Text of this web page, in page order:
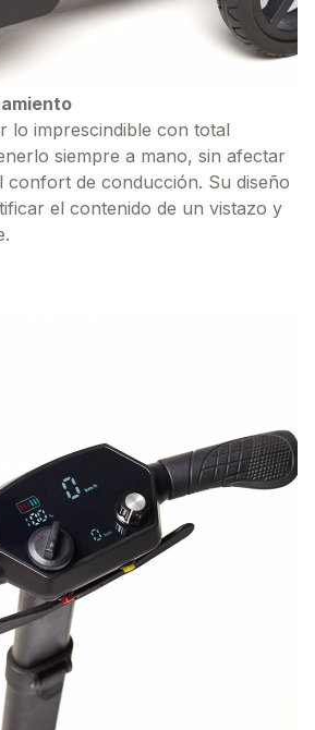
lo imprescindible con total
siempre a mano, sin afectar
confort de conducción. Su diseño
el contenido de un vistazo y